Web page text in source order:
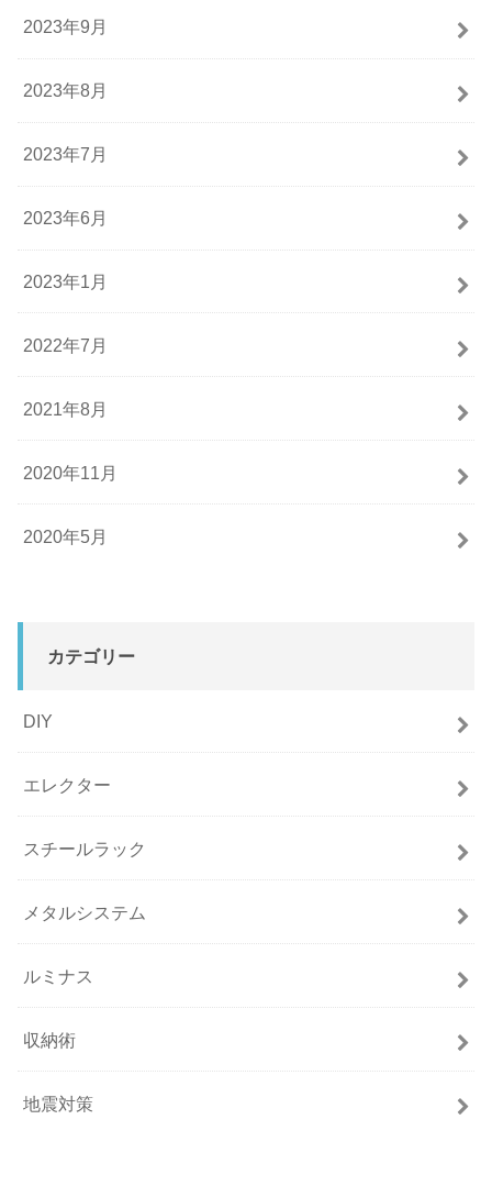
2023年9月
2023年8月
2023年7月
2023年6月
2023年1月
2022年7月
2021年8月
2020年11月
2020年5月
カテゴリー
DIY
エレクター
スチールラック
メタルシステム
ルミナス
収納術
地震対策